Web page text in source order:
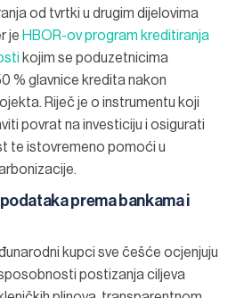
od tvrtki u drugim dijelovima
je HBOR-ov program kreditiranja
kojim se poduzetnicima
% glavnice kredita nakon
Riječ je o instrumentu koji
povrat na investiciju i osigurati
te istovremeno pomoći u
prema bankama i
kupci sve češće ocjenjuju
postizanja ciljeva